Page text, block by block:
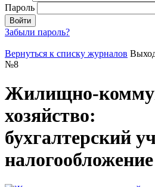
Пароль
Войти
Забыли пароль?
Вернуться к списку журналов
№8
Жилищно-
хозяйство:
бухгалтерский
налогообложение